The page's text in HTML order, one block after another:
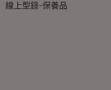
線上型錄-保養品